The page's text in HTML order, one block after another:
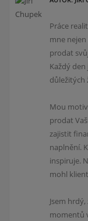
Práce
mne
prodat
Každý
důležitých
Mou
prodat
zajistit
naplnění.
inspiruje.
mohl
Jsem
momentů